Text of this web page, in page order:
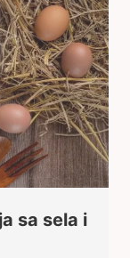
sa sela i